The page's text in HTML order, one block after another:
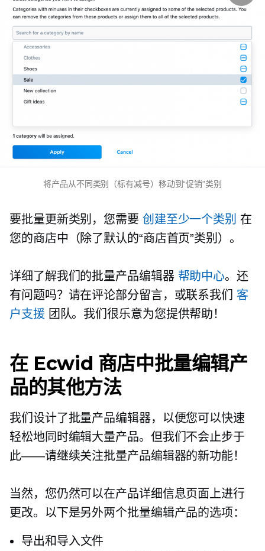
将产品从不同类别（标有减号）移动到“促销”类别
要批量更新类别，您需要 创建至少一个类别 在
您的商店中（除了默认的“商店首页”类别）。
详细了解我们的批量产品编辑器 帮助中心。还
有问题吗？请在评论部分留言，或联系我们 客
户支援 团队。我们很乐意为您提供帮助！
在 Ecwid 商店中批量编辑产
品的其他方法
我们设计了批量产品编辑器，以便您可以快速
轻松地同时编辑大量产品。但我们不会止步于
此——请继续关注批量产品编辑器的新功能！
当然，您仍然可以在产品详细信息页面上进行
更改。以下是另外两个批量编辑产品的选项：
导出和导入文件